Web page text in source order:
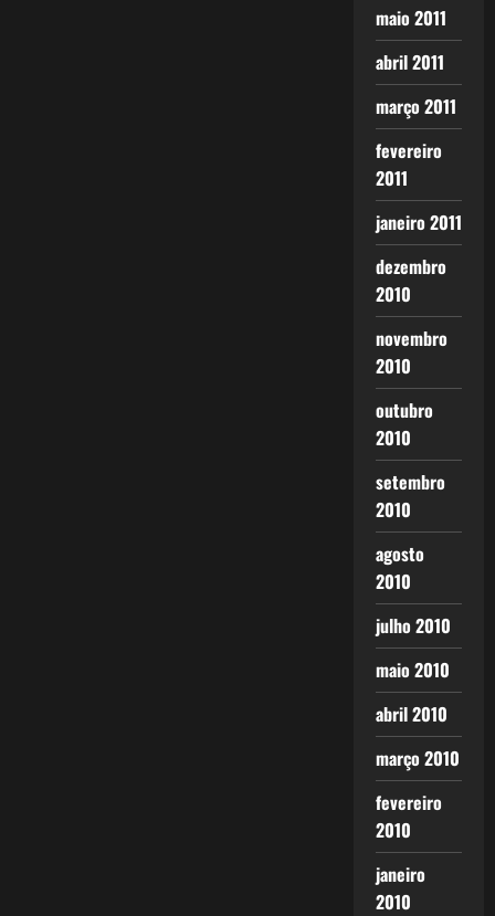
maio 2011
abril 2011
março 2011
fevereiro
2011
janeiro 2011
dezembro
2010
novembro
2010
outubro
2010
setembro
2010
agosto
2010
julho 2010
maio 2010
abril 2010
março 2010
fevereiro
2010
janeiro
2010